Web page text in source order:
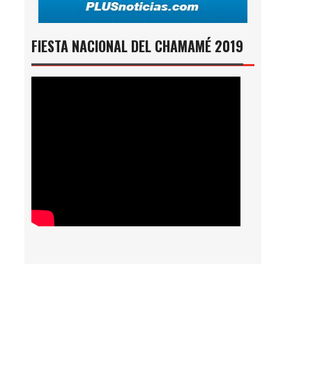
FIESTA NACIONAL DEL CHAMAMÉ 2019